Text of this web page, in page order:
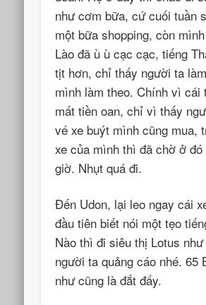
như cơm bữa, cứ cuối tuần
một bữa shopping, còn
Lào đã ù ù cạc cạc, tiếng
tịt hơn, chỉ thấy người ta
mình làm theo. Chính vì cái
mất tiền oan, chỉ vì thấy
vé xe buýt mình cũng mua,
xe của mình thì đã chờ ở
giờ. Nhụt quá đi.
Đến Udon, lại leo ngay cái
đầu tiên biết nói một tẹo
Nào thì đi siêu thị Lotus
người ta quảng cáo nhé. 65
như cũng là đắt đấy.